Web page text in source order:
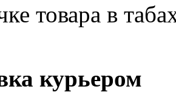
товара в
курьером